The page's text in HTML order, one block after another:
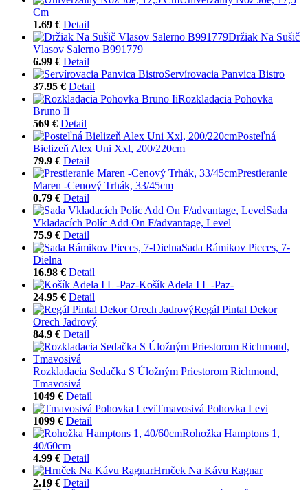
Cm
1.69 € Detail
Držiak Na Sušič
Vlasov Salerno B991779
6.99 € Detail
Servírovacia Panvica Bistro
37.95 € Detail
Rozkladacia Pohovka
Bruno Ii
569 € Detail
Posteľná
Bielizeň Alex Uni Xxl, 200/220cm
79.9 € Detail
Prestieranie
Maren -Cenový Trhák, 33/45cm
0.79 € Detail
Sada
Vkladacích Políc Add On F/advantage, Level
75.9 € Detail
Sada Rámikov Pieces, 7-
Dielna
16.98 € Detail
Košík Adela I L -Paz-
24.95 € Detail
Regál Pintal Dekor
Orech Jadrový
84.9 € Detail
Rozkladacia Sedačka S Úložným Priestorom Richmond,
Tmavosivá
1049 € Detail
Tmavosivá Pohovka Levi
1099 € Detail
Rohožka Hamptons 1,
40/60cm
4.99 € Detail
Hrnček Na Kávu Ragnar
2.19 € Detail